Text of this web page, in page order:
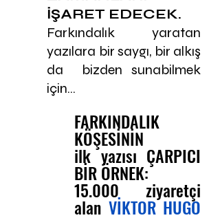
İŞARET EDECEK.
Farkındalık yaratan
yazılara bir saygı, bir alkış
da  bizden sunabilmek
için...
FARKINDALIK
KÖŞESİNİN
ilk yazısı ÇARPICI
BİR ÖRNEK:
15.000 ziyaretçi
alan VİKTOR HUGO